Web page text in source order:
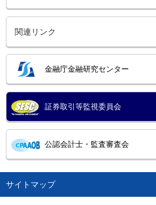
関連リンク
金融庁金融研究センター
証券取引等監視委員会
公認会計士・監査審査会
サイトマップ